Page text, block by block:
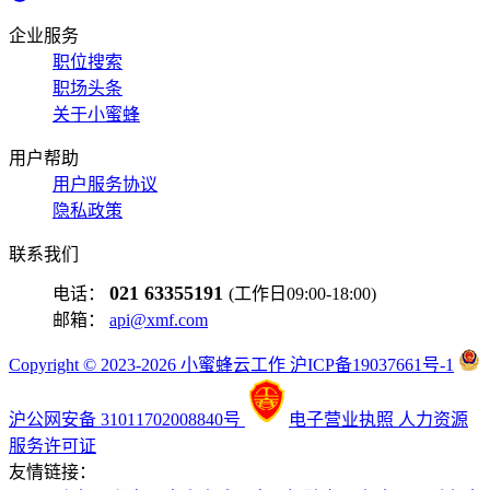
企业服务
职位搜索
职场头条
关于小蜜蜂
用户帮助
用户服务协议
隐私政策
联系我们
电话： 021 63355191 (工作日09:00-18:00)
邮箱： api@xmf.com
Copyright © 2023-2026 小蜜蜂云工作 沪ICP备19037661号-1
沪公网安备 31011702008840号 电子营业执照 人力资源
服务许可证
友情链接：